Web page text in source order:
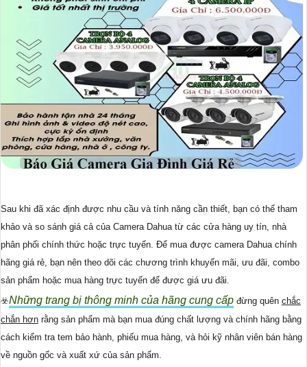
Sau khi đã xác định được nhu cầu và tính năng cần thiết, bạn có thể tham
khảo và so sánh giá cả của Camera Dahua từ các cửa hàng uy tín, nhà
phân phối chính thức hoặc trực tuyến. Để mua được camera Dahua chính
hãng giá rẻ, bạn nên theo dõi các chương trình khuyến mãi, ưu đãi, combo
sản phẩm hoặc mua hàng trực tuyến để được giá ưu đãi.
☣️Những trang bị thông minh của hãng cung cấp đừng quên chắc
chắn hơn rằng sản phẩm mà bạn mua đúng chất lượng và chính hãng bằng
cách kiểm tra tem bảo hành, phiếu mua hàng, và hỏi kỹ nhân viên bán hàng
về nguồn gốc và xuất xứ của sản phẩm.